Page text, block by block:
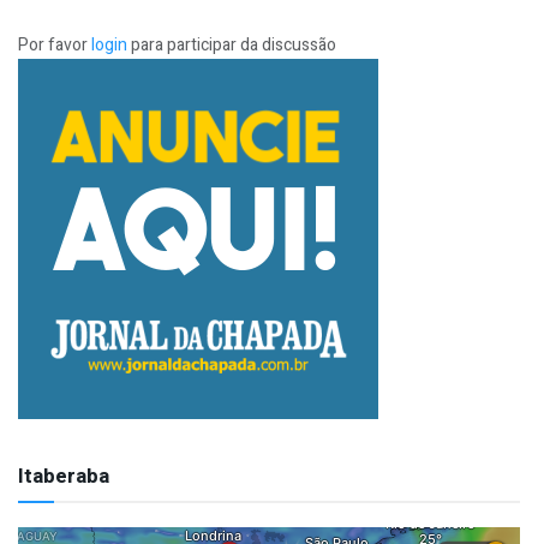
Por favorloginpara participar da discussão
Itaberaba